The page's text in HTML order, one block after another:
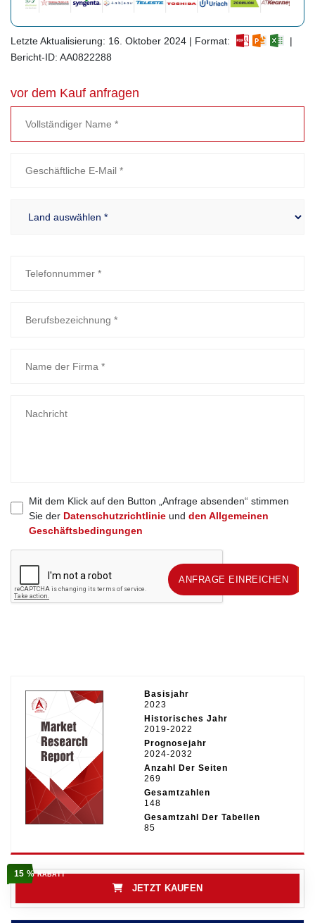
Letzte Aktualisierung: 16. Oktober 2024 | Format:
|
Bericht-ID: AA0822288
vor dem Kauf anfragen
Mit dem Klick auf den Button „Anfrage absenden“ stimmen
Sie der Datenschutzrichtlinieund den Allgemeinen
Geschäftsbedingungen
ANFRAGE EINREICHEN ANFRAGE EINREICHEN
Basisjahr
2023
Historisches Jahr
2019-2022
Prognosejahr
2024-2032
Anzahl Der Seiten
269
Gesamtzahlen
148
Gesamtzahl Der Tabellen
85
15 %RABATT
JETZT KAUFEN